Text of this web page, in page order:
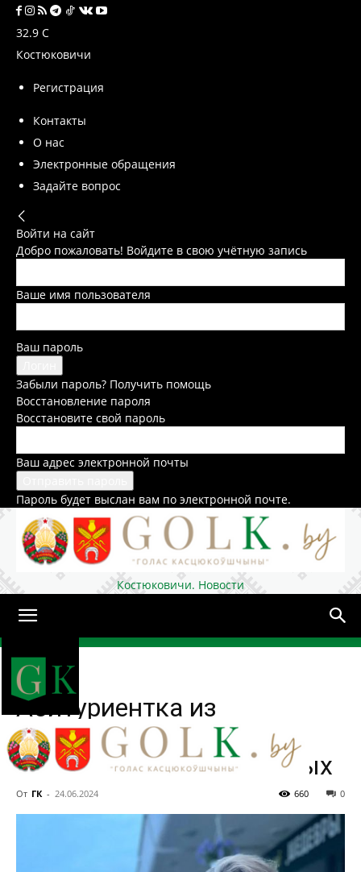
32.9 C
Костюковичи
Регистрация
Контакты
О нас
Электронные обращения
Задайте вопрос
Войти на сайт
Добро пожаловать! Войдите в свою учётную запись
Ваше имя пользователя
Ваш пароль
Забыли пароль? Получить помощь
Восстановление пароля
Восстановите свой пароль
Ваш адрес электронной почты
Пароль будет выслан вам по электронной почте.
Костюковичи. Новости
Домой
Общество
Абитуриентка из
Бобруйска набрала 400
баллов из 400 возможных
От ГК - 24.06.2024 0
660